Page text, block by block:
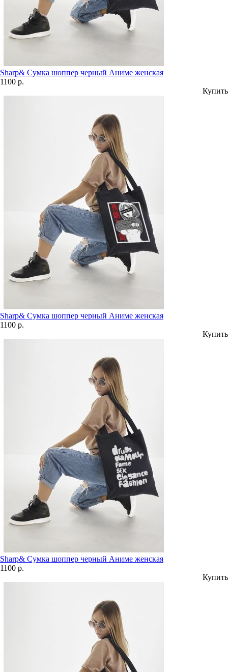
Sharp& Сумка шоппер черный Аниме женская
1100 р.
Купить
Sharp& Сумка шоппер черный Аниме женская
1100 р.
Купить
Sharp& Сумка шоппер черный Аниме женская
1100 р.
Купить